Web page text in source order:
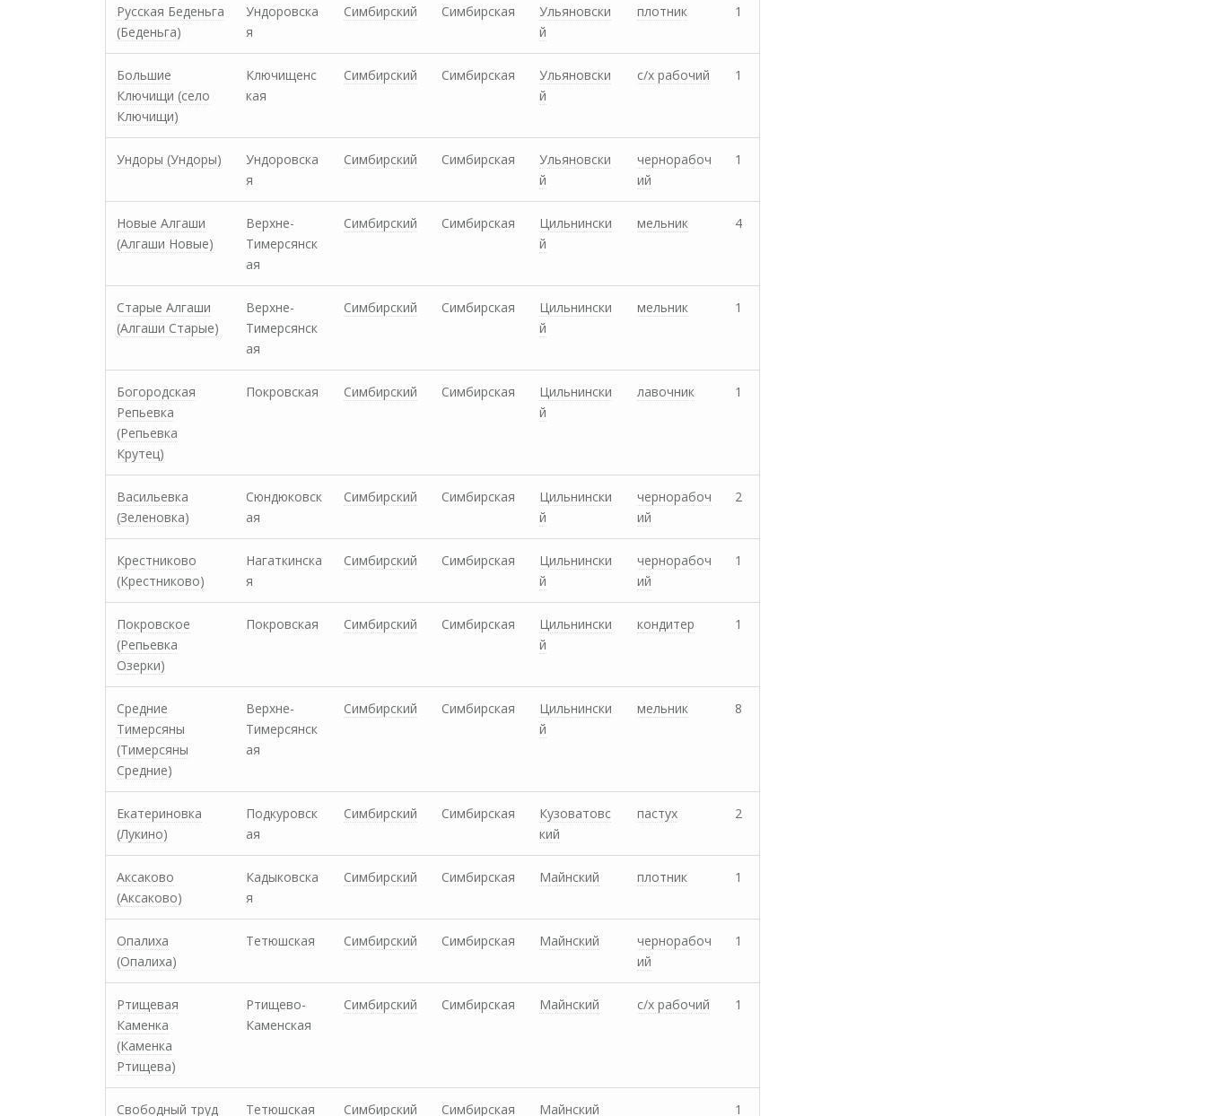
Русская Беденьга
(Беденьга)
Ундоровска
я
Симбирский Симбирская
Ульяновски
й
плотник 1
Большие
Ключищи (cело
Ключищи)
Ключищенс
кая
Симбирский Симбирская
Ульяновски
й
с/х рабочий 1
Ундоры (Ундоры)
Ундоровска
я
Симбирский Симбирская
Ульяновски
й
чернорабоч
ий
1
Новые Алгаши
(Алгаши Новые)
Верхне-
Тимерсянск
ая
Симбирский Симбирская
Цильнински
й
мельник 4
Старые Алгаши
(Алгаши Старые)
Верхне-
Тимерсянск
ая
Симбирский Симбирская
Цильнински
й
мельник 1
Богородская
Репьевка
(Репьевка
Крутец)
Покровская Симбирский Симбирская
Цильнински
й
лавочник 1
Васильевка
(Зеленовка)
Сюндюковск
ая
Симбирский Симбирская
Цильнински
й
чернорабоч
ий
2
Крестниково
(Крестниково)
Нагаткинска
я
Симбирский Симбирская
Цильнински
й
чернорабоч
ий
1
Покровское
(Репьевка
Озерки)
Покровская Симбирский Симбирская
Цильнински
й
кондитер 1
Средние
Тимерсяны
(Тимерсяны
Средние)
Верхне-
Тимерсянск
ая
Симбирский Симбирская
Цильнински
й
мельник 8
Екатериновка
(Лукино)
Подкуровск
ая
Симбирский Симбирская
Кузоватовс
кий
пастух 2
Аксаково
(Аксаково)
Кадыковска
я
Симбирский Симбирская Майнский плотник 1
Опалиха
(Опалиха)
Тетюшская Симбирский Симбирская Майнский
чернорабоч
ий
1
Ртищевая
Каменка
(Каменка
Ртищева)
Ртищево-
Каменская
Симбирский Симбирская Майнский с/х рабочий 1
Свободный труд Тетюшская Симбирский Симбирская Майнский 1